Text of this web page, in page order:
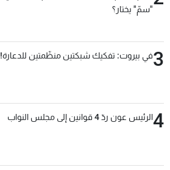
"سمّ" يختار؟
3في بيروت: تفكيك شبكتين منظّمتين للدعارة!
4الرئيس عون ردّ 4 قوانين إلى مجلس النواب